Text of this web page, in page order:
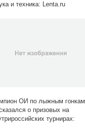
и техника: Lenta.ru
ОИ по лыжным гонкам
о призовых на
турнирах: